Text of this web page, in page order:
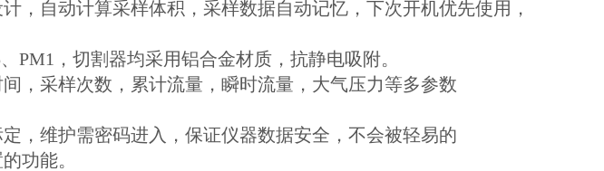
，自动计算采样体积，采样数据自动记忆，下次开机优先使用，
PM1，切割器均采用铝合金材质，抗静电吸附。
，采样次数，累计流量，瞬时流量，大气压力等多参数
，维护需密码进入，保证仪器数据安全，不会被轻易的
功能。